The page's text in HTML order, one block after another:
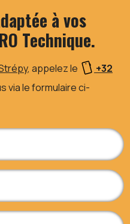
à vos
Technique.
, appelez le
+32
via le formulaire ci-